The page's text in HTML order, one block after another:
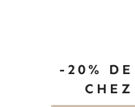
-20%